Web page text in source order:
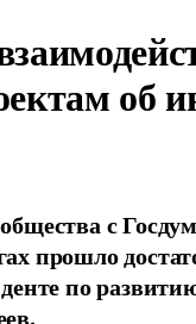
об
с
прошло
по